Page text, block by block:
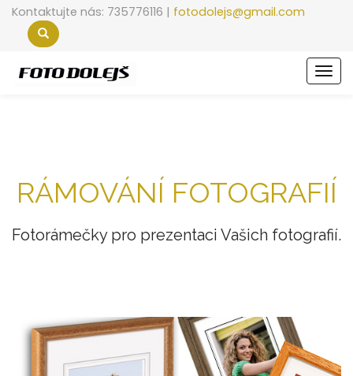
Kontaktujte nás: 735776116 | fotodolejs@gmail.com
RÁMOVÁNÍ FOTOGRAFIÍ
Fotorámečky pro prezentaci Vašich fotografií.